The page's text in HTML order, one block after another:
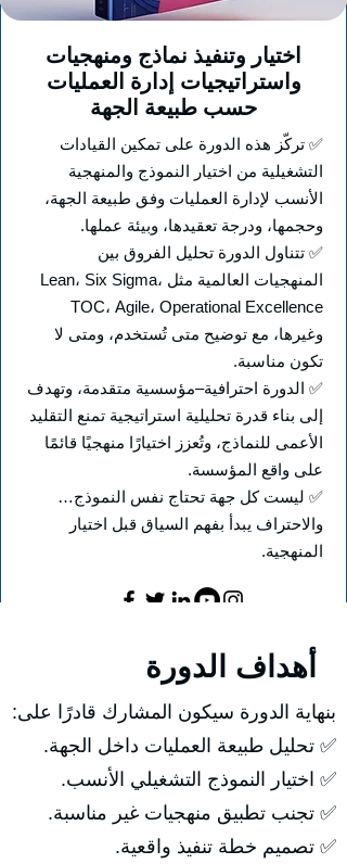
اختيار وتنفيذ نماذج ومنهجيات
واستراتيجيات إدارة العمليات
حسب طبيعة الجهة
✅ تركّز هذه الدورة على تمكين القيادات
التشغيلية من اختيار النموذج والمنهجية
الأنسب لإدارة العمليات وفق طبيعة الجهة،
وحجمها، ودرجة تعقيدها، وبيئة عملها.
✅ تتناول الدورة تحليل الفروق بين
المنهجيات العالمية مثل Lean، Six Sigma،
TOC، Agile، Operational Excellence
وغيرها، مع توضيح متى تُستخدم، ومتى لا
تكون مناسبة.
✅ الدورة احترافية–مؤسسية متقدمة، وتهدف
إلى بناء قدرة تحليلية استراتيجية تمنع التقليد
الأعمى للنماذج، وتُعزز اختيارًا منهجيًا قائمًا
على واقع المؤسسة.
✅ ليست كل جهة تحتاج نفس النموذج…
والاحتراف يبدأ بفهم السياق قبل اختيار
المنهجية.
بنهاية الدورة سيكون المشارك قادرًا على:
✅ تحليل طبيعة العمليات داخل الجهة.
✅ اختيار النموذج التشغيلي الأنسب.
✅ تجنب تطبيق منهجيات غير مناسبة.
✅ تصميم خطة تنفيذ واقعية.